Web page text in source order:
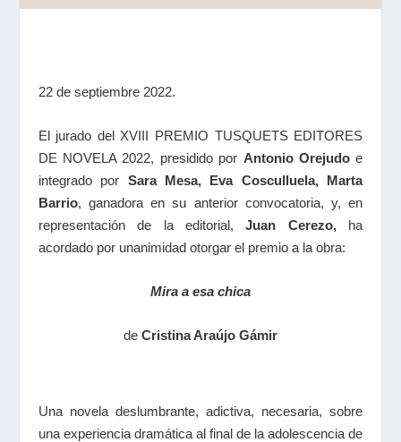
22 de septiembre 2022.
El jurado del XVIII PREMIO TUSQUETS EDITORES
DE NOVELA 2022, presidido por Antonio Orejudo e
integrado por Sara Mesa, Eva Cosculluela, Marta
Barrio, ganadora en su anterior convocatoria, y, en
representación de la editorial,Juan Cerezo,ha
acordado por unanimidad otorgar el premio a la obra:
Mira a esa chica
de Cristina Araújo Gámir
Una novela deslumbrante, adictiva, necesaria, sobre
una experiencia dramática al final de la adolescencia de